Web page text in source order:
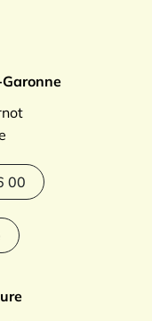
compte Facebook
le compte
00